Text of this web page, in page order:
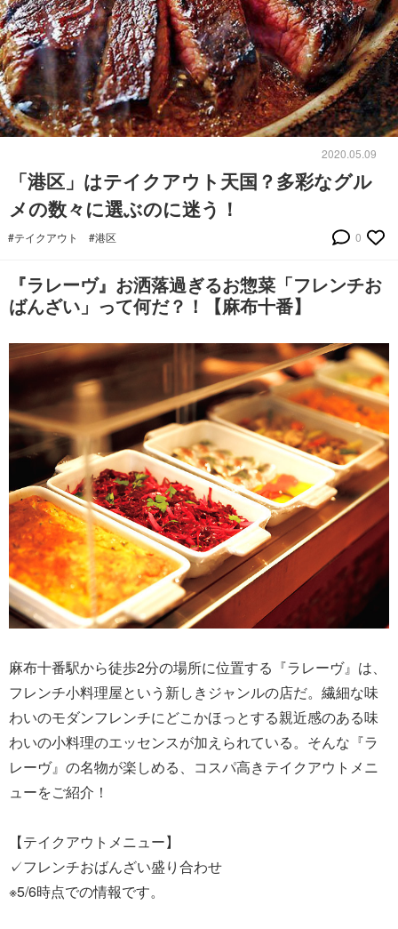
2020.05.09
「港区」はテイクアウト天国？多彩なグル
メの数々に選ぶのに迷う！
#テイクアウト #港区 0
『ラレーヴ』お洒落過ぎるお惣菜「フレンチお
ばんざい」って何だ？！【麻布十番】
麻布十番駅から徒歩2分の場所に位置する『ラレーヴ』は、
フレンチ小料理屋という新しきジャンルの店だ。繊細な味
わいのモダンフレンチにどこかほっとする親近感のある味
わいの小料理のエッセンスが加えられている。そんな『ラ
レーヴ』の名物が楽しめる、コスパ高きテイクアウトメニ
ューをご紹介！
【テイクアウトメニュー】
✓フレンチおばんざい盛り合わせ
※5/6時点での情報です。